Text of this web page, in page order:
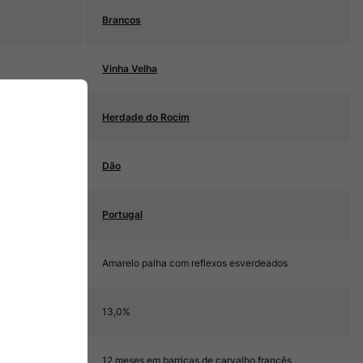
Brancos
Vinha Velha
Herdade do Rocim
Dão
Portugal
Amarelo palha com reflexos esverdeados
13,0%
12 meses em barricas de carvalho francês